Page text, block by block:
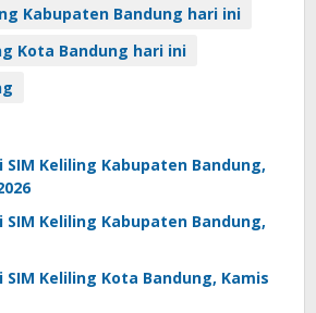
Kabupaten Bandung hari ini
Kota Bandung hari ini
SIM Keliling Kabupaten Bandung,
SIM Keliling Kabupaten Bandung,
SIM Keliling Kota Bandung, Kamis